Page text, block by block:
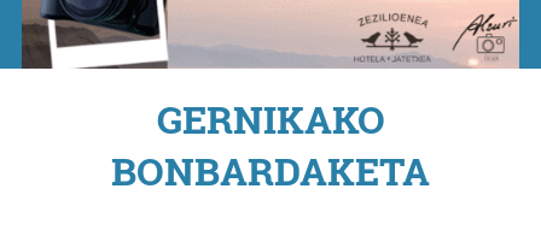
GERNIKAKO
BONBARDAKETA